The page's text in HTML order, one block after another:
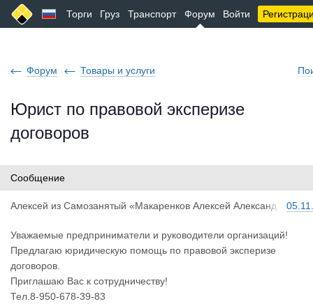
Торги Груз Транспорт Форум Войти
Форум Товары и услуги
Юрист по правовой эксперизе
договоров
Сообщение
Алексей из Самозанятый «Макаренков Алексей Александ
Уважаемые предприниматели и руководители организаций!
Предлагаю юридическую помощь по правовой эксперизе
договоров.
Приглашаю Вас к сотрудничеству!
Тел.8-950-678-39-83